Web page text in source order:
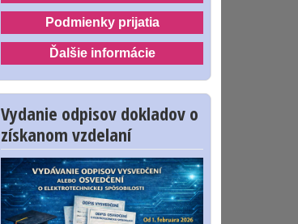
Podmienky prijatia
Ďalšie informácie
Vydanie odpisov dokladov o
získanom vzdelaní